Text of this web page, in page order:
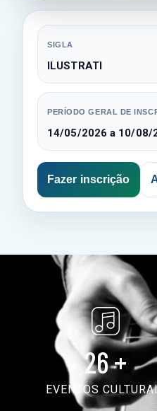
SIGLA
ILUSTRATI
PERÍODO GERAL DE
14/05/2026 a 10/08/
Fazer inscrição
26+
EVENTOS